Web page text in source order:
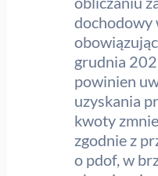
dochodowy
grudnia
powinien
uzyskania
kwoty
zgodnie z
o pdof, w